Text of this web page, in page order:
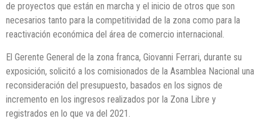
de proyectos que están en marcha y el inicio de otros que son
necesarios tanto para la competitividad de la zona como para la
reactivación económica del área de comercio internacional.
El Gerente General de la zona franca, Giovanni Ferrari, durante su
exposición, solicitó a los comisionados de la Asamblea Nacional una
reconsideración del presupuesto, basados en los signos de
incremento en los ingresos realizados por la Zona Libre y
registrados en lo que va del 2021.